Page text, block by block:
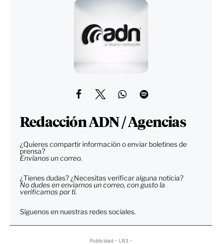
Redacción ADN / Agencias
¿Quieres compartir información o enviar boletines de
prensa?
Envíanos un correo.
¿Tienes dudas? ¿Necesitas verificar alguna noticia?
No dudes en enviarnos un correo, con gusto la
verificamos por tí.
Síguenos en nuestras redes sociales.
Publicidad - LB3 -